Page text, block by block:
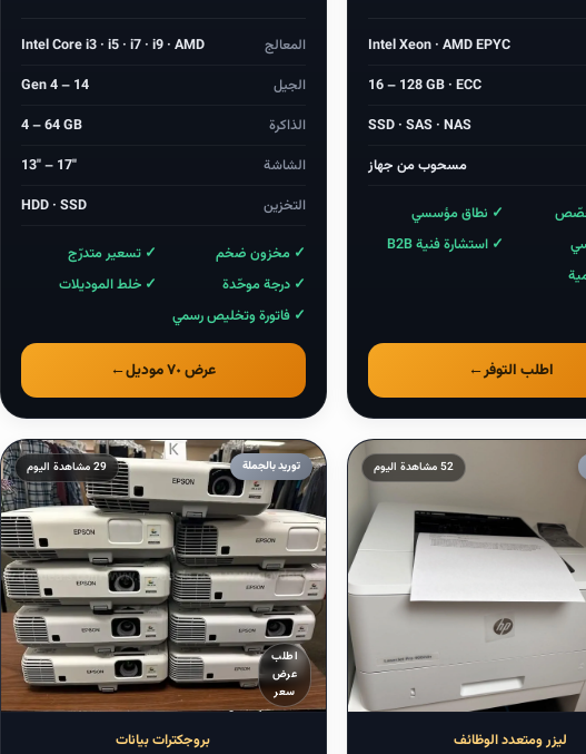
Intel Xeon · AMD EPYC
16 – 128 GB · ECC
SSD · SAS · NAS
مسحوب من جهاز
✓ نطاق مؤسسي
✓ استشارة فنية B2B
اطلب التوفر←
المعالج
Intel Core i3 · i5 · i7 · i9 · AMD
الجيل
Gen 4 – 14
الذاكرة
4 – 64 GB
الشاشة
13″ – 17″
التخزين
HDD · SSD
✓ مخزون ضخم
✓ تسعير متدرّج
✓ درجة موحّدة
✓ خلط الموديلات
✓ فاتورة وتخليص رسمي
عرض ٧٠ موديل ←
52 مشاهدة اليوم
ليزر ومتعدد الوظائف
توريد بالجملة 29 مشاهدة اليوم
اطلب
عرض
سعر
بروجكترات
ابتداءً
من
$
—
—
درهم
بروجكترات بيانات
ابتداءً
من
$
—
درهم